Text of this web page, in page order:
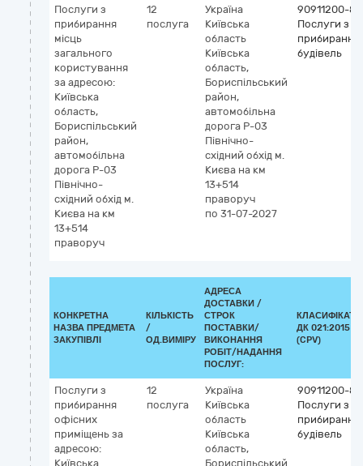
Послуги з
прибирання
місць
загального
користування
за адресою:
Київська
область,
Бориспільський
район,
автомобільна
дорога Р-03
Північно-
східний обхід м.
Києва на км
13+514
праворуч
12
послуга
Україна
Київська
область
Київська
область,
Бориспільський
район,
автомобільна
дорога Р-03
Північно-
східний обхід м.
Києва на км
13+514
праворуч
по 31-07-2027
90911200-8
Послуги з
прибирання
будівель
КОНКРЕТНА
НАЗВА ПРЕДМЕТА
ЗАКУПІВЛІ
КІЛЬКІСТЬ
/
ОД.ВИМІРУ
АДРЕСА
ДОСТАВКИ /
СТРОК
ПОСТАВКИ/
ВИКОНАННЯ
РОБІТ/НАДАННЯ
ПОСЛУГ:
ДК 021:2015
(CPV)
Послуги з
прибирання
офісних
приміщень за
адресою:
Київська
12
послуга
Україна
Київська
область
Київська
область,
Бориспільський
90911200-8
Послуги з
прибирання
будівель